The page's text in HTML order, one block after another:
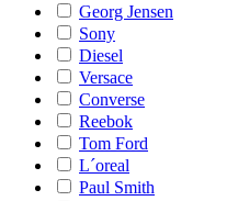
Georg Jensen
Sony
Diesel
Versace
Converse
Reebok
Tom Ford
L´oreal
Paul Smith